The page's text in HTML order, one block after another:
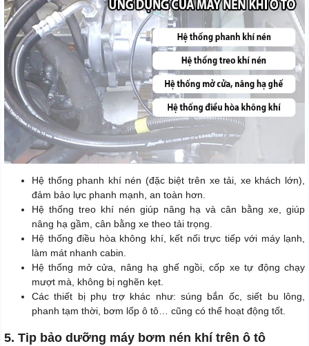
Hệ thống phanh khí nén (đặc biệt trên xe tải, xe khách lớn),
đảm bảo lực phanh mạnh, an toàn hơn.
Hệ thống treo khí nén giúp nâng hạ và cân bằng xe, giúp
nâng hạ gầm, cân bằng xe theo tải trọng.
Hệ thống điều hòa không khí, kết nối trực tiếp với máy lạnh,
làm mát nhanh cabin.
Hệ thống mở cửa, nâng hạ ghế ngồi, cốp xe tự động chạy
mượt mà, không bị nghẽn kẹt.
Các thiết bị phụ trợ khác như: súng bắn ốc, siết bu lông,
phanh tạm thời, bơm lốp ô tô… cũng có thể hoạt động tốt.
5. Tip bảo dưỡng máy bơm nén khí trên ô tô